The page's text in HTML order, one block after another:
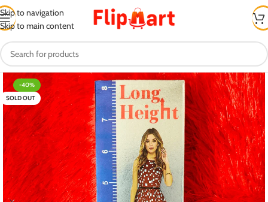
Skip to navigation
Skip to main content
-40%
SOLD OUT